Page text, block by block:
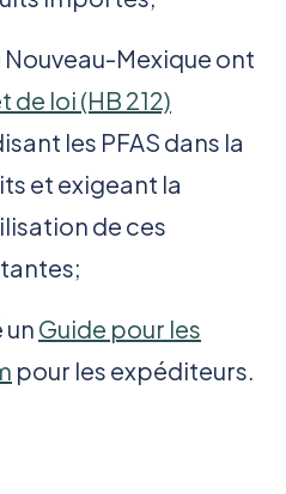
Mexique ont
de loi (HB 212)
les PFAS dans la
et exigeant la
de ces
unGuide pour les
pour les expéditeurs.